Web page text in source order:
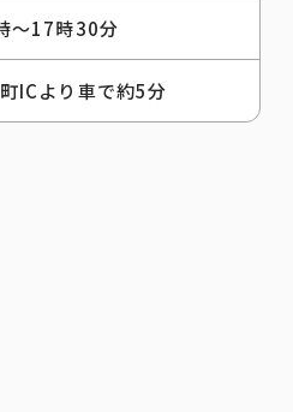
～17時30分
ICより車で約5分